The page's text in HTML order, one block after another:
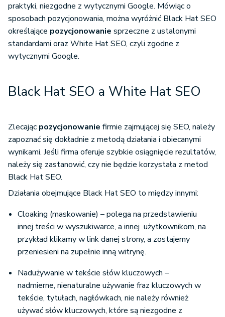
praktyki, niezgodne z wytycznymi Google. Mówiąc o
sposobach pozycjonowania, można wyróżnić Black Hat SEO
określające pozycjonowanie sprzeczne z ustalonymi
standardami oraz White Hat SEO, czyli zgodne z
wytycznymi Google.
Black Hat SEO a White Hat SEO
Zlecając pozycjonowanie firmie zajmującej się SEO, należy
zapoznać się dokładnie z metodą działania i obiecanymi
wynikami. Jeśli firma oferuje szybkie osiągnięcie rezultatów,
należy się zastanowić, czy nie będzie korzystała z metod
Black Hat SEO.
Działania obejmujące Black Hat SEO to między innymi:
Cloaking (maskowanie) – polega na przedstawieniu
innej treści w wyszukiwarce, a innej użytkownikom, na
przykład klikamy w link danej strony, a zostajemy
przeniesieni na zupełnie inną witrynę.
Nadużywanie w tekście słów kluczowych –
nadmierne, nienaturalne używanie fraz kluczowych w
tekście, tytułach, nagłówkach, nie należy również
używać słów kluczowych, które są niezgodne z